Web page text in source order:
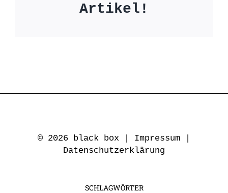
Artikel!
© 2026 black box | Impressum
Datenschutzerklärung
SCHLAGWÖRTER